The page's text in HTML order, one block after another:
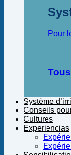
Pour
Système
Conseils
Cultures
Experiencias